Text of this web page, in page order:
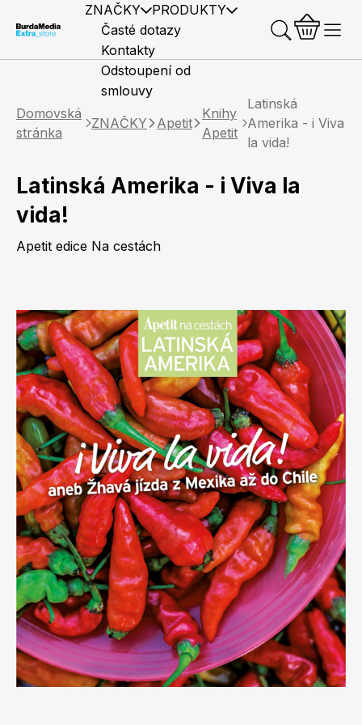
ZNAČKY PRODUKTY
Elle
Marianne
Apetit
Svět ženy
Burda Style
Elle Decoration
Marianne Bydlení
Marianne Venkov & styl
Předplatné časopisů Časopisy
Knihy Merch
Časté dotazy
Kontakty
Odstoupení od
smlouvy
Domovská
stránka
ZNAČKY Apetit
Knihy
Apetit
Latinská
Amerika - i Viva
la vida!
Latinská Amerika - i Viva la
vida!
Apetit edice Na cestách